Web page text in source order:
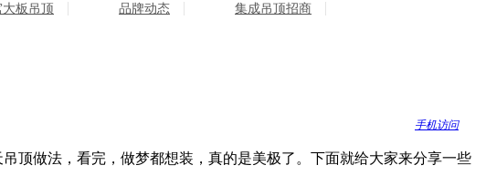
板吊顶 品牌动态 集成吊顶招商
手机访问
顶做法，看完，做梦都想装，真的是美极了。下面就给大家来分享一些